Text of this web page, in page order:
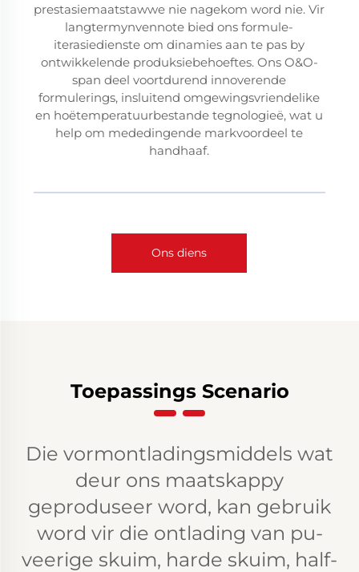
prestasiemaatstawwe nie nagekom word nie. Vir
langtermynvennote bied ons formule-
iterasiedienste om dinamies aan te pas by
ontwikkelende produksiebehoeftes. Ons O&O-
span deel voortdurend innoverende
formulerings, insluitend omgewingsvriendelike
en hoëtemperatuurbestande tegnologieë, wat u
help om mededingende markvoordeel te
handhaaf.
Ons diens
Toepassings Scenario
Die vormontladingsmiddels wat
deur ons maatskappy
geproduseer word, kan gebruik
word vir die ontlading van pu-
veerige skuim, harde skuim, half-